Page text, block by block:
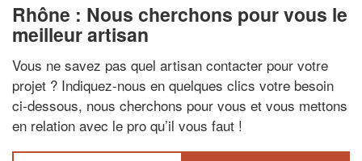
Rhône : Nous cherchons pour vous le
meilleur artisan
Vous ne savez pas quel artisan contacter pour votre
projet ? Indiquez-nous en quelques clics votre besoin
ci-dessous, nous cherchons pour vous et vous mettons
en relation avec le pro qu’il vous faut !